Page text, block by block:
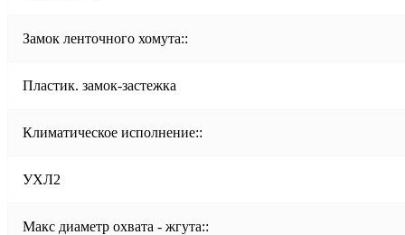
Замок ленточного хомута::
Пластик. замок-застежка
Климатическое исполнение::
УХЛ2
Макс диаметр охвата - жгута::